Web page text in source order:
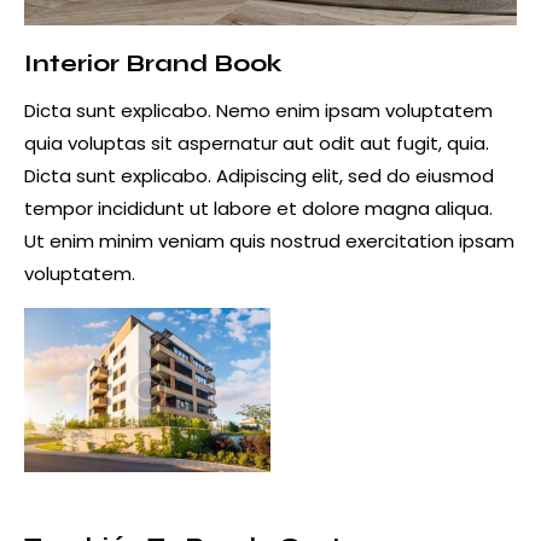
Interior Brand Book
Dicta sunt explicabo. Nemo enim ipsam voluptatem
quia voluptas sit aspernatur aut odit aut fugit, quia.
Dicta sunt explicabo. Adipiscing elit, sed do eiusmod
tempor incididunt ut labore et dolore magna aliqua.
Ut enim minim veniam quis nostrud exercitation ipsam
voluptatem.